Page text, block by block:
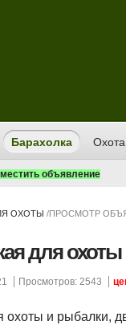
Барахолка Охота
объявление
ОХОТЫ /ПРОСМОТР
для охоты
Просмотров: 2543
охоты и рыбалки,